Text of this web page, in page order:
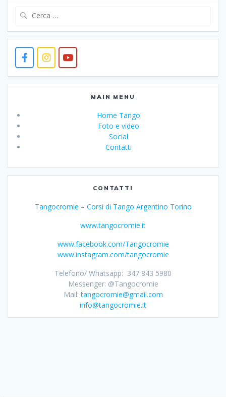
MAIN MENU
Home Tango
Foto e video
Social
Contatti
CONTATTI
Tangocromie – Corsi di Tango Argentino Torino
www.tangocromie.it
www.facebook.com/Tangocromie
www.instagram.com/tangocromie
Telefono/ Whatsapp: 347 843 5980
Messenger: @Tangocromie
Mail:tangocromie@gmail.com
info@tangocromie.it